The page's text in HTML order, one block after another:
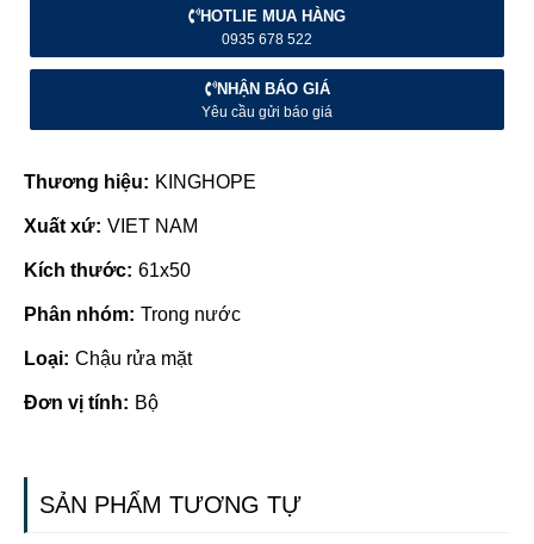
HOTLIE MUA HÀNG
0935 678 522
NHẬN BÁO GIÁ
Yêu cầu gửi báo giá
Thương hiệu: KINGHOPE
Xuất xứ: VIET NAM
Kích thước: 61x50
Phân nhóm: Trong nước
Loại: Chậu rửa mặt
Đơn vị tính: Bộ
SẢN PHẨM TƯƠNG TỰ